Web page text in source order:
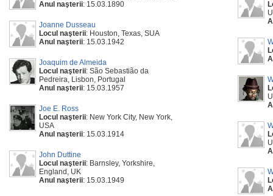
Anul naşterii: 15.03.1890
Joanne Dusseau
Locul naşterii: Houston, Texas, SUA
Anul naşterii: 15.03.1942
Joaquim de Almeida
Locul naşterii: São Sebastião da
Pedreira, Lisbon, Portugal
Anul naşterii: 15.03.1957
Joe E. Ross
Locul naşterii: New York City, New York,
USA
Anul naşterii: 15.03.1914
John Duttine
Locul naşterii: Barnsley, Yorkshire,
England, UK
Anul naşterii: 15.03.1949